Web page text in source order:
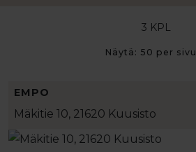
3 KPL
Näytä: 50 per sivu
EMPO
Mäkitie 10, 21620 Kuusisto